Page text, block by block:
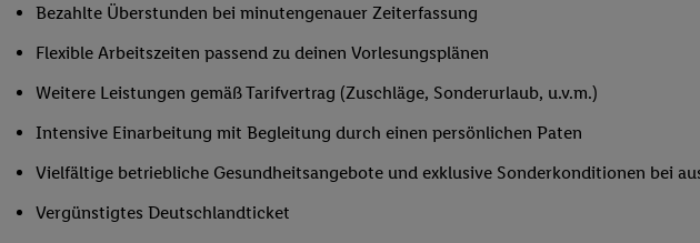
Bezahlte Überstunden bei minutengenauer Zeiterfassung
Flexible Arbeitszeiten passend zu deinen Vorlesungsplänen
Weitere Leistungen gemäß Tarifvertrag (Zuschläge, Sonderurlaub, u.v.m.)
Intensive Einarbeitung mit Begleitung durch einen persönlichen Paten
Vielfältige betriebliche Gesundheitsangebote und exklusive Sonderkonditionen bei
Vergünstigtes Deutschlandticket
Speichern von und/ oder dem Zugriff auf
(sogenannten Segmenten). Im Zusammenhang mit
zur technischen Sicherung und Optimierung dieser
Sofern Sie hier Ihre Zustimmung dazu erteilen
in gemeinsamer Verantwortlichkeit mit einem der